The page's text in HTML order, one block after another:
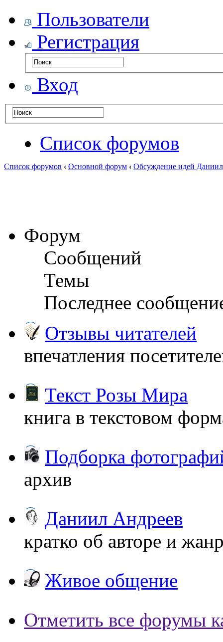
Пользователи
Регистрация
Вход
Список форумов
Список форумов ‹ Основной форум ‹ Обсуждение идей
Форум
Сообщений
Темы
Последнее
Отзывы читателей
впечатления
Текст Розы Мира
книга в текстовом
Подборка
архив
Даниил Андреев
кратко об авторе и
Живое общение
Отметить все форумы